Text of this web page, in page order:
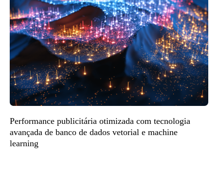
Performance publicitária otimizada com tecnologia
avançada de banco de dados vetorial e machine
learning